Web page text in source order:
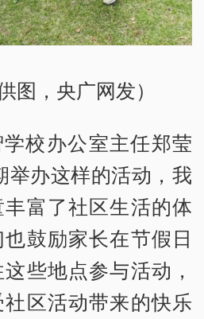
图，央广网发）
校办公室主任郑莹
举办这样的活动，我
富了社区生活的体
鼓励家长在节假日
些地点参与活动，
区活动带来的快乐